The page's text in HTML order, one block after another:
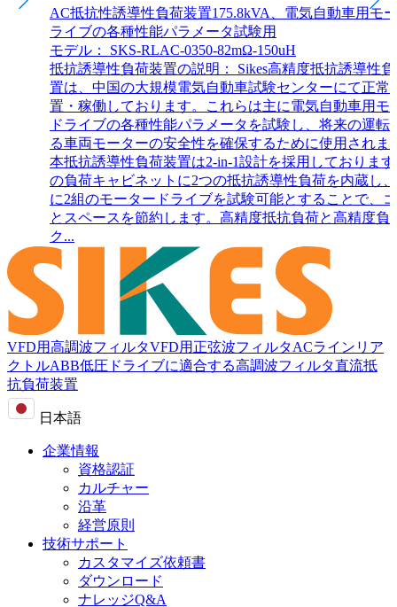
AC抵抗性誘導性負荷装置175.8kVA、電気自動車用モ
ライブの各種性能パラメータ試験用
モデル： SKS-RLAC-0350-82mΩ-150uH
抵抗誘導性負荷装置の説明： Sikes高精度抵抗誘導性
置は、中国の大規模電気自動車試験センターにて正常
置・稼働しております。これらは主に電気自動車用モ
ドライブの各種性能パラメータを試験し、将来の運転
る車両モーターの安全性を確保するために使用されま
本抵抗誘導性負荷装置は2-in-1設計を採用しておりま
の負荷キャビネットに2つの抵抗誘導性負荷を内蔵し
に2組のモータードライブを試験可能とすることで、
とスペースを節約します。高精度抵抗負荷と高精度負
ク...
VFD用高調波フィルタVFD用正弦波フィルタACラインリア
クトルABB低圧ドライブに適合する高調波フィルタ直流抵
抗負荷装置
日本語
企業情報
資格認証
カルチャー
沿革
経営原則
技術サポート
カスタマイズ依頼書
ダウンロード
ナレッジQ&A